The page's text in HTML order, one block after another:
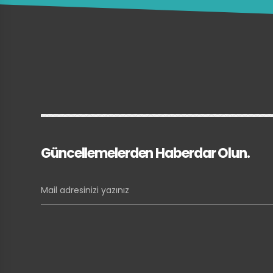
Güncellemelerden Haberdar Olun.